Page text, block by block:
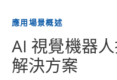
應用場景概述
AI 視覺機器
解決方案